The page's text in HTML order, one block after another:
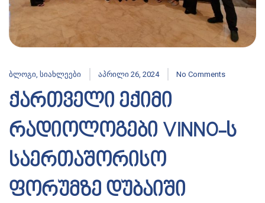
ბლოგი, სიახლეები აპრილი 26, 2024 No Comments
ქართველი ექიმი
რადიოლოგები VINNO-ს
საერთაშორისო
ფორუმზე დუბაიში